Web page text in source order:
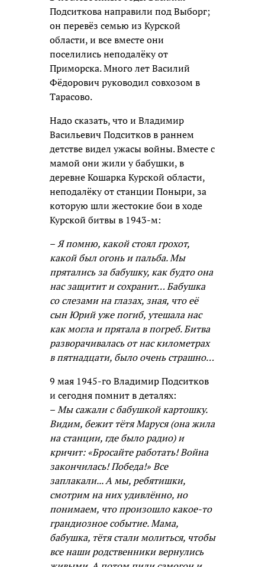
Подситкова направили под Выборг;
он перевёз семью из Курской
области, и все вместе они
поселились неподалёку от
Приморска. Много лет Василий
Фёдорович руководил совхозом в
Тарасово.
Надо сказать, что и Владимир
Васильевич Подситков в раннем
детстве видел ужасы войны. Вместе с
мамой они жили у бабушки, в
деревне Кошарка Курской области,
неподалёку от станции Поныри, за
которую шли жестокие бои в ходе
Курской битвы в 1943-м:
–Я помню, какой стоял грохот,
какой был огонь и пальба. Мы
прятались за бабушку, как будто она
нас защитит и сохранит… Бабушка
со слезами на глазах, зная, что её
сын Юрий уже погиб, утешала нас
как могла и прятала в погреб. Битва
разворачивалась от нас километрах
в пятнадцати, было очень страшно…
9 мая 1945-го Владимир Подситков
и сегодня помнит в деталях:
–Мы сажали с бабушкой картошку.
Видим, бежит тётя Маруся (она жила
на станции, где было радио) и
кричит: «Бросайте работать! Война
закончилась! Победа!» Все
заплакали... А мы, ребятишки,
смотрим на них удивлённо, но
понимаем, что произошло какое-то
грандиозное событие. Мама,
бабушка, тётя стали молиться, чтобы
все наши родственники вернулись